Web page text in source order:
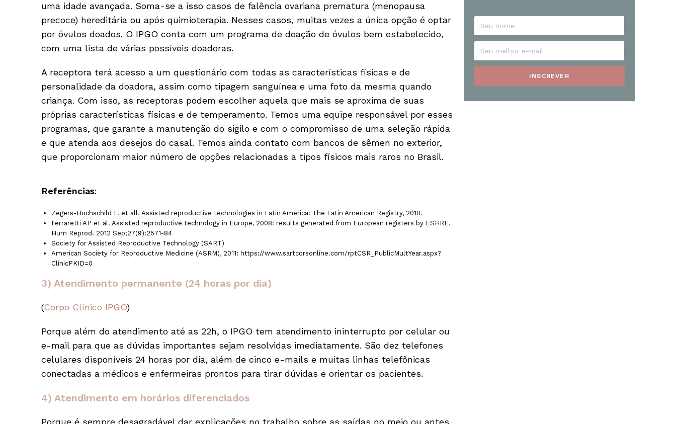
uma idade avançada. Soma-se a isso casos de falência ovariana prematura (menopausa
precoce) hereditária ou após quimioterapia. Nesses casos, muitas vezes a única opção é optar
por óvulos doados. O IPGO conta com um programa de doação de óvulos bem estabelecido,
com uma lista de várias possíveis doadoras.
A receptora terá acesso a um questionário com todas as características físicas e de
personalidade da doadora, assim como tipagem sanguínea e uma foto da mesma quando
criança. Com isso, as receptoras podem escolher aquela que mais se aproxima de suas
próprias características físicas e de temperamento. Temos uma equipe responsável por esses
programas, que garante a manutenção do sigilo e com o compromisso de uma seleção rápida
e que atenda aos desejos do casal. Temos ainda contato com bancos de sêmen no exterior,
que proporcionam maior número de opções relacionadas a tipos físicos mais raros no Brasil.
Referências:
Zegers-Hochschild F. et all. Assisted reproductive technologies in Latin America: The Latin American Registry, 2010.
Ferraretti AP et al. Assisted reproductive technology in Europe, 2008: results generated from European registers by ESHRE.
Hum Reprod. 2012 Sep;27(9):2571-84
Society for Assisted Reproductive Technology (SART)
American Society for Reproductive Medicine (ASRM), 2011: https://www.sartcorsonline.com/rptCSR_PublicMultYear.aspx?
ClinicPKID=0
3) Atendimento permanente (24 horas por dia)
(Corpo Clínico IPGO)
Porque além do atendimento até as 22h, o IPGO tem atendimento ininterrupto por celular ou
e-mail para que as dúvidas importantes sejam resolvidas imediatamente. São dez telefones
celulares disponíveis 24 horas por dia, além de cinco e-mails e muitas linhas telefônicas
conectadas a médicos e enfermeiras prontos para tirar dúvidas e orientar os pacientes.
4) Atendimento em horários diferenciados
Porque é sempre desagradável dar explicações no trabalho sobre as saídas no meio ou antes
INSCREVER